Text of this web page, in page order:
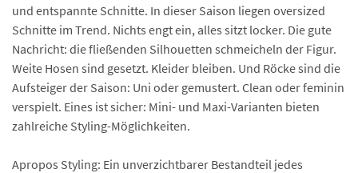
und entspannte Schnitte. In dieser Saison liegen oversized
Schnitte im Trend. Nichts engt ein, alles sitzt locker. Die gute
Nachricht: die fließenden Silhouetten schmeicheln der Figur.
Weite Hosen sind gesetzt. Kleider bleiben. Und Röcke sind die
Aufsteiger der Saison: Uni oder gemustert. Clean oder feminin
verspielt. Eines ist sicher: Mini- und Maxi-Varianten bieten
zahlreiche Styling-Möglichkeiten.
Apropos Styling: Ein unverzichtbarer Bestandteil jedes